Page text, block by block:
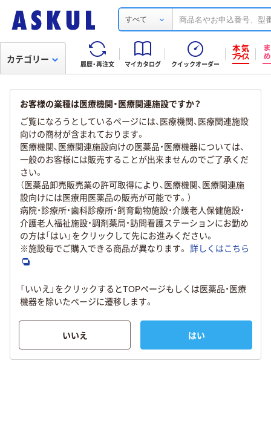
すべて
履歴・再注文 マイカタログ クイックオーダー
カテゴリー
お客様の業種は医療機関・医療関連施設ですか？
ご覧になろうとしているページには、医療機関、医療関連施設
向けの商材が含まれております。
医療機関、医療関連施設向けの医薬品・医療機器については、
一般のお客様には販売することが出来ませんのでご了承くだ
さい。
（医薬品卸売販売業の許可取得により、医療機関、医療関連施
設向けには医療用医薬品の販売が可能です。）
病院・診療所・歯科診療所・飼育動物施設・介護老人保健施設・
介護老人福祉施設・調剤薬局・訪問看護ステーションにお勤め
の方は「はい」をクリックして先にお進みください。
※施設毎でご購入できる商品が異なります。 詳しくはこちら
「いいえ」をクリックするとTOPページもしくは医薬品・医療
機器を除いたページに遷移します。
いいえ はい